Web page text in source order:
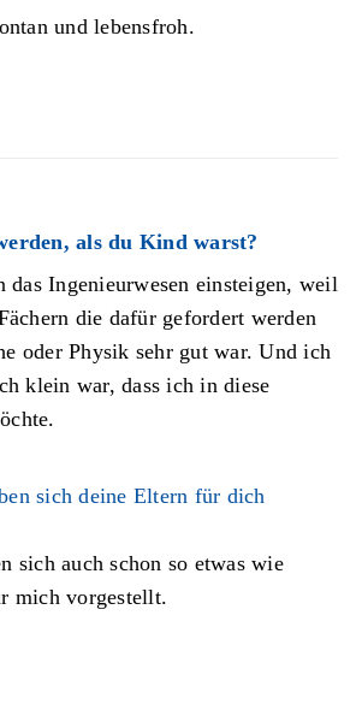
und lebensfroh.
als du Kind warst?
Ingenieurwesen einsteigen, weil
die dafür gefordert werden
oder Physik sehr gut war. Und ich
klein war, dass ich in diese
sich deine Eltern für dich
sich auch schon so etwas wie
mich vorgestellt.